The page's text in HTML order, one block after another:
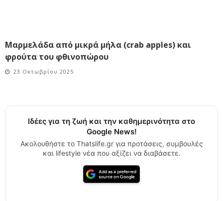
Μαρμελάδα από μικρά μήλα (crab apples) και
φρούτα του φθινοπώρου
23 Οκτωβρίου 2025
Ιδέες για τη ζωή και την καθημερινότητα στο
Google News!
Ακολουθήστε το Thatslife.gr για προτάσεις, συμβουλές
και lifestyle νέα που αξίζει να διαβάσετε.